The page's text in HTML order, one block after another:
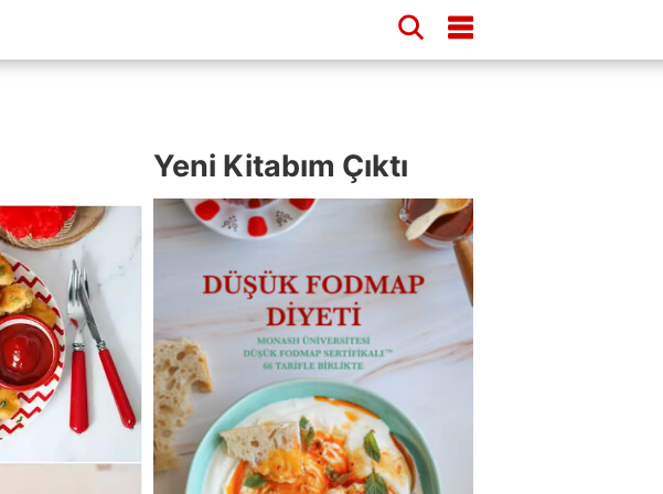
Yeni Kitabım Çıktı